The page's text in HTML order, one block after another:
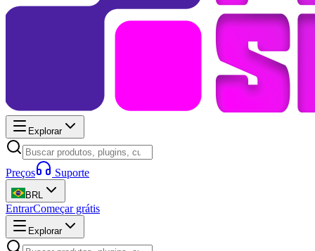
Explorar
Preços Suporte
BRL
EntrarComeçar grátis
Explorar